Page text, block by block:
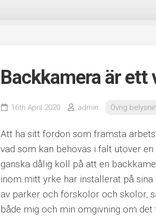
Backkamera är ett
16th April 2020 admin Övrig
Att ha sitt fordon som främsta
vad som kan behövas i fält utöver
ganska dålig koll på att en
inom mitt yrke har installerat på
av parker och förskolor och skolor,
både mig och min omgivning om